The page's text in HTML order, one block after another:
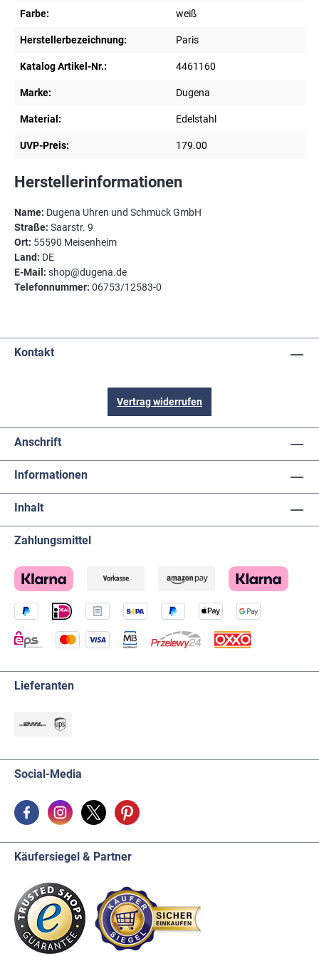
Farbe: weiß
Herstellerbezeichnung: Paris
Katalog Artikel-Nr.: 4461160
Marke: Dugena
Material: Edelstahl
UVP-Preis: 179.00
Herstellerinformationen
Name: Dugena Uhren und Schmuck GmbH
Straße: Saarstr. 9
Ort: 55590 Meisenheim
Land: DE
E-Mail: shop@dugena.de
Telefonnummer: 06753/12583-0
Kontakt
Vertrag widerrufen
Anschrift
Informationen
Inhalt
Zahlungsmittel
Lieferanten
Social-Media
Käufersiegel & Partner